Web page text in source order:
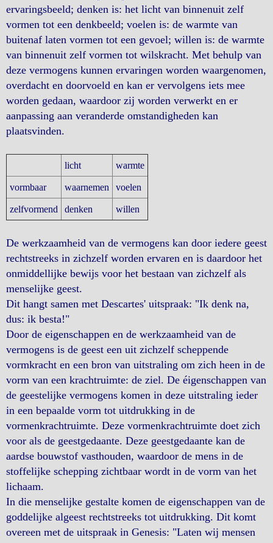
ervaringsbeeld; denken is: het licht van binnenuit zelf
vormen tot een denkbeeld; voelen is: de warmte van
buitenaf laten vormen tot een gevoel; willen is: de warmte
van binnenuit zelf vormen tot wilskracht. Met behulp van
deze vermogens kunnen ervaringen worden waargenomen,
overdacht en doorvoeld en kan er vervolgens iets mee
worden gedaan, waardoor zij worden verwerkt en er
aanpassing aan veranderde omstandigheden kan
plaatsvinden.
licht warmte
vormbaar waarnemen voelen
zelfvormend denken willen
De werkzaamheid van de vermogens kan door iedere geest
rechtstreeks in zichzelf worden ervaren en is daardoor het
onmiddellijke bewijs voor het bestaan van zichzelf als
menselijke geest.
Dit hangt samen met Descartes' uitspraak: "Ik denk na,
dus: ik besta!"
Door de eigenschappen en de werkzaamheid van de
vermogens is de geest een uit zichzelf scheppende
vormkracht en een bron van uitstraling om zich heen in de
vorm van een krachtruimte: de ziel. De éigenschappen van
de geestelijke vermogens komen in deze uitstraling ieder
in een bepaalde vorm tot uitdrukking in de
vormenkrachtruimte. Deze vormenkrachtruimte doet zich
voor als de geestgedaante. Deze geestgedaante kan de
aardse bouwstof vasthouden, waardoor de mens in de
stoffelijke schepping zichtbaar wordt in de vorm van het
lichaam.
In die menselijke gestalte komen de eigenschappen van de
goddelijke algeest rechtstreeks tot uitdrukking. Dit komt
overeen met de uitspraak in Genesis: "Laten wij mensen